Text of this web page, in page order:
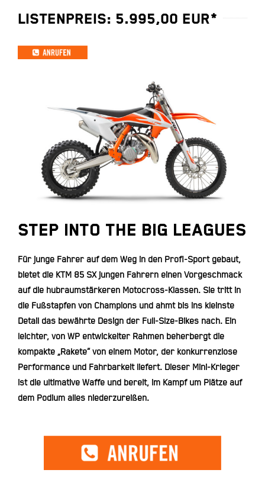
KONTAKT
LISTENPREIS: 5.995,00 EUR*
STEP INTO THE BIG LEAGUES
Für junge Fahrer auf dem Weg in den Profi-Sport gebaut,
bietet die KTM 85 SX jungen Fahrern einen Vorgeschmack
auf die hubraumstärkeren Motocross-Klassen. Sie tritt in
die Fußstapfen von Champions und ahmt bis ins kleinste
Detail das bewährte Design der Full-Size-Bikes nach. Ein
leichter, von WP entwickelter Rahmen beherbergt die
kompakte „Rakete“ von einem Motor, der konkurrenzlose
Performance und Fahrbarkeit liefert. Dieser Mini-Krieger
ist die ultimative Waffe und bereit, im Kampf um Plätze auf
dem Podium alles niederzureißen.